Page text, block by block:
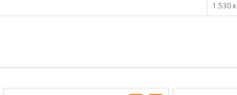
1.530